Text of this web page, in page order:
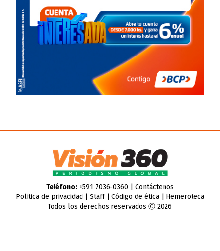
Teléfono:+591 7036-0360 | Contáctenos
Política de privacidad
Staff| Código de ética| Hemeroteca
Todos los derechos reservados Ⓒ 2026